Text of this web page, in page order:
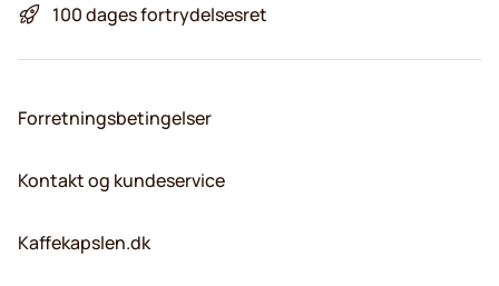
100 dages fortrydelsesret
Forretningsbetingelser
Kontakt og kundeservice
Kaffekapslen.dk